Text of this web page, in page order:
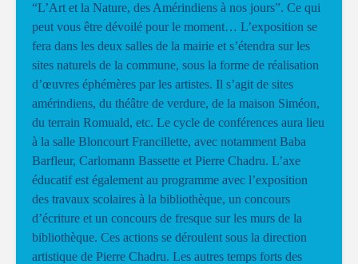
“L’Art et la Nature, des Amérindiens à nos jours”. Ce qui
peut vous être dévoilé pour le moment… L’exposition se
fera dans les deux salles de la mairie et s’étendra sur les
sites naturels de la commune, sous la forme de réalisation
d’œuvres éphémères par les artistes. Il s’agit de sites
amérindiens, du théâtre de verdure, de la maison Siméon,
du terrain Romuald, etc. Le cycle de conférences aura lieu
à la salle Bloncourt Francillette, avec notamment Baba
Barfleur, Carlomann Bassette et Pierre Chadru. L’axe
éducatif est également au programme avec l’exposition
des travaux scolaires à la bibliothèque, un concours
d’écriture et un concours de fresque sur les murs de la
bibliothèque. Ces actions se déroulent sous la direction
artistique de Pierre Chadru. Les autres temps forts des